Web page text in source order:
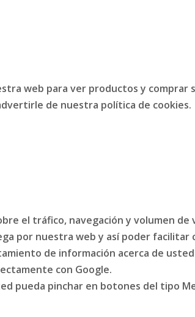
web para ver productos y comprar
de nuestra política de cookies.
el tráfico, navegación y volumen
por nuestra web y así poder facilitar
de información acerca de
con Google.
pueda pinchar en botones del tipo